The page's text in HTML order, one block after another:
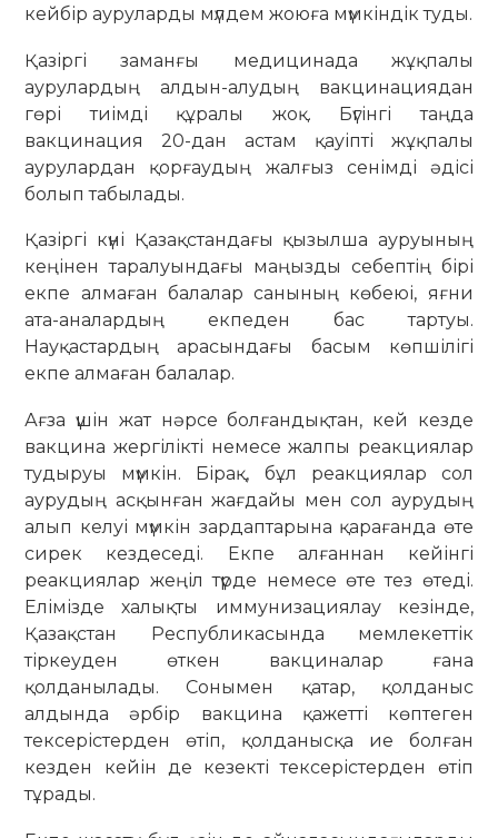
кейбір ауруларды мүлдем жоюға мүмкіндік туды.
Қазіргі заманғы медицинада жұқпалы
аурулардың алдын-алудың вакцинациядан
гөрі тиімді құралы жоқ. Бүгінгі таңда
вакцинация 20-дан астам қауіпті жұқпалы
аурулардан қорғаудың жалғыз сенімді әдісі
болып табылады.
Қазіргі күні Қазақстандағы қызылша ауруының
кеңінен таралуындағы маңызды себептің бірі
екпе алмаған балалар санының көбеюі, яғни
ата-аналардың екпеден бас тартуы.
Науқастардың арасындағы басым көпшілігі
екпе алмаған балалар.
Ағза үшін жат нәрсе болғандықтан, кей кезде
вакцина жергілікті немесе жалпы реакциялар
тудыруы мүмкін. Бірақ, бұл реакциялар сол
аурудың асқынған жағдайы мен сол аурудың
алып келуі мүмкін зардаптарына қарағанда өте
сирек кездеседі. Екпе алғаннан кейінгі
реакциялар жеңіл түрде немесе өте тез өтеді.
Елімізде халықты иммунизациялау кезінде,
Қазақстан Республикасында мемлекеттік
тіркеуден өткен вакциналар ғана
қолданылады. Сонымен қатар, қолданыс
алдында әрбір вакцина қажетті көптеген
тексерістерден өтіп, қолданысқа ие болған
кезден кейін де кезекті тексерістерден өтіп
тұрады.